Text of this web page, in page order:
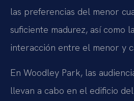
las preferencias del menor
suficiente madurez, así como
interacción entre el menor y
En Woodley Park, las
llevan a cabo en el edificio